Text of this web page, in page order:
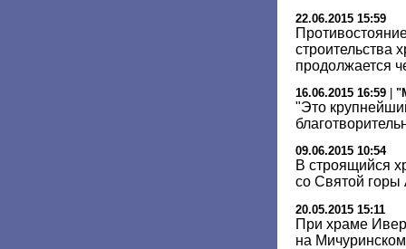
22.06.2015 15:59
строительства
продолжается
16.06.2015 16:59
"Это
09.06.2015 10:54
В строящийся
со Святой
20.05.2015 15:11
При храме
на